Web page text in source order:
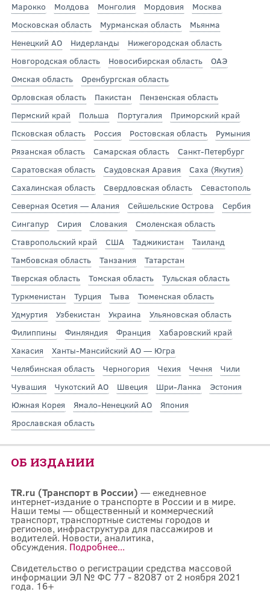
Марокко
Молдова Монголия Мордовия
Москва
Московская область
Мурманская область
Мьянма
Ненецкий АО
Нидерланды
Нижегородская область
Новгородская область
Новосибирская область
ОАЭ
Омская область
Оренбургская область
Орловская область
Пакистан
Пензенская область
Пермский край
Польша Португалия
Приморский край
Псковская область
Россия Ростовская область
Румыния
Рязанская область
Самарская область
Санкт-Петербург
Саратовская область
Саудовская Аравия
Саха (Якутия)
Сахалинская область
Свердловская область
Севастополь
Северная Осетия — Алания
Сейшельские Острова
Сербия
Сингапур
Сирия Словакия
Смоленская область
Ставропольский край
США Таджикистан
Таиланд
Тамбовская область
Танзания
Татарстан
Тверская область
Томская область
Тульская область
Туркменистан
Турция Тыва
Тюменская область
Удмуртия
Узбекистан Украина
Ульяновская область
Филиппины
Финляндия Франция
Хабаровский край
Хакасия
Ханты-Мансийский АО — Югра
Челябинская область
Черногория Чехия Чечня
Чили
Чувашия
Чукотский АО Швеция Шри-Ланка
Эстония
Южная Корея
Ямало-Ненецкий АО
Япония
Ярославская область
ОБ ИЗДАНИИ
TR.ru (Транспорт в России) — ежедневное
интернет-издание о транспорте в России и в мире.
Наши темы — общественный и коммерческий
транспорт, транспортные системы городов и
регионов, инфраструктура для пассажиров и
водителей. Новости, аналитика,
обсуждения. Подробнее...
Свидетельство о регистрации средства массовой
информации ЭЛ № ФС 77 - 82087 от 2 ноября 2021
года. 16+